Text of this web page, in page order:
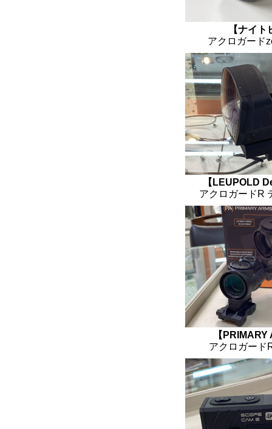
【ナイ
アクロガード
【LEUPOLD
アクロガードR
【
アクロガード